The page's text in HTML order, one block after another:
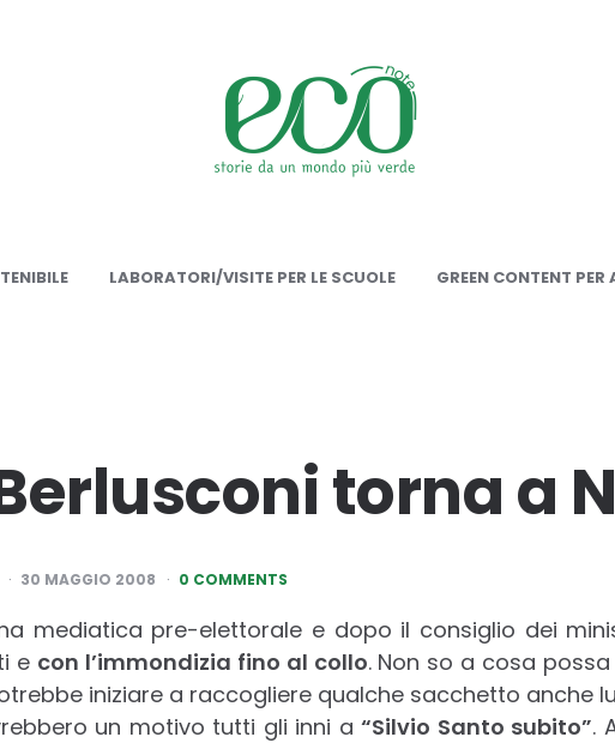
LABORATORI/VISITE PER LE SCUOLE GREEN CONTENT PER
torna a
30 MAGGIO 2008 0 COMMENTS
mediatica pre-elettorale e dopo il consiglio dei
e con l’immondizia fino al collo. Non so a cosa
iniziare a raccogliere qualche sacchetto anche
un motivo tutti gli inni a “Silvio Santo subito”.